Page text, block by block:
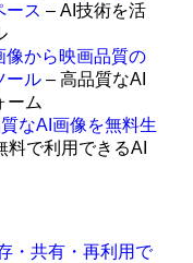
ース – AI技術を活
像から映画品質の
ール – 高品質なAI
ーム
なAI画像を無料生
料で利用できるAI
・共有・再利用で